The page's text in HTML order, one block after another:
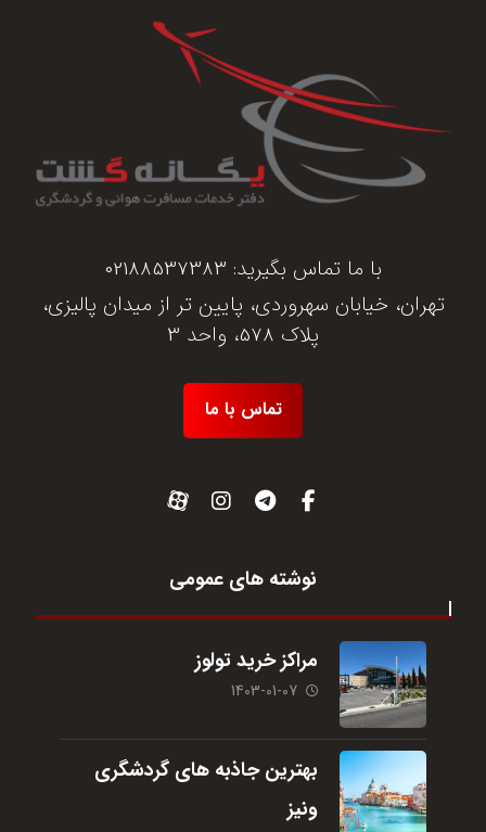
با ما تماس بگیرید: 02188537383
تهران، خیابان سهروردی، پایین تر از میدان پالیزی،
پلاک 578، واحد 3
تماس با ما
نوشته های عمومی
مراکز خرید تولوز
1403-01-07
بهترین جاذبه های گردشگری
ونیز